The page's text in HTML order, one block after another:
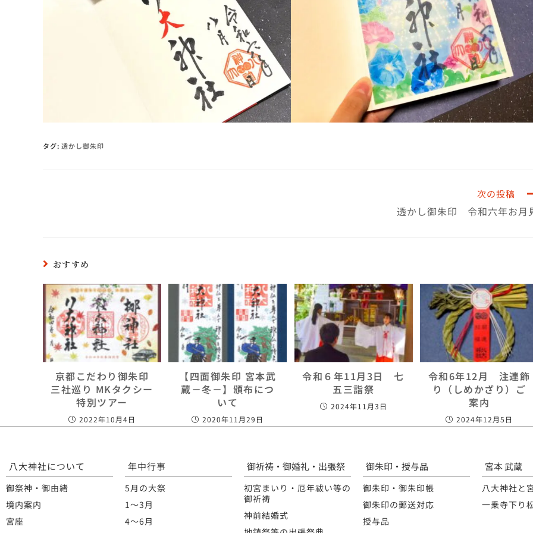
タグ: 透かし御朱印
次の投稿
透かし御朱印 令和六年お月
おすすめ
京都こだわり御朱印
三社巡り MKタクシー
特別ツアー
2022年10月4日
【四面御朱印 宮本武
蔵－冬－】頒布につ
いて
2020年11月29日
令和６年11月3日 七
五三詣祭
2024年11月3日
令和6年12月 注連飾
り（しめかざり）ご
案内
2024年12月5日
八大神社について
御祭神・御由緒
境内案内
宮座
年中行事
5月の大祭
1〜3月
4〜6月
御祈祷・御婚礼・出張祭
初宮まいり・厄年祓い等の
御祈祷
神前結婚式
御朱印・授与品
御朱印・御朱印帳
御朱印の郵送対応
授与品
宮本 武蔵
八大神社と
一乗寺下り